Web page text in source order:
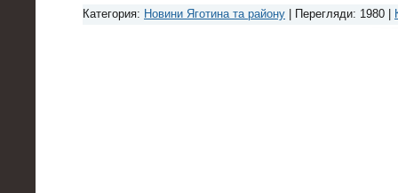
Категория: Новини Яготина та району | Перегляди: 1980 |